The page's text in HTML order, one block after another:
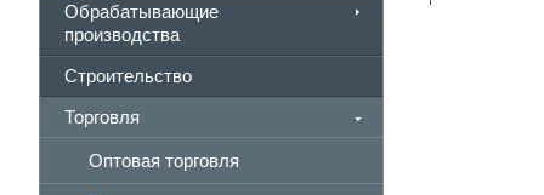
Обрабатывающие
производства
Строительство
Торговля
Оптовая торговля